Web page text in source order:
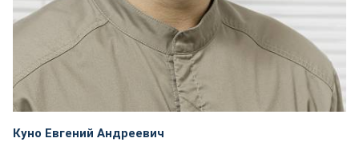
Куно Евгений Андреевич